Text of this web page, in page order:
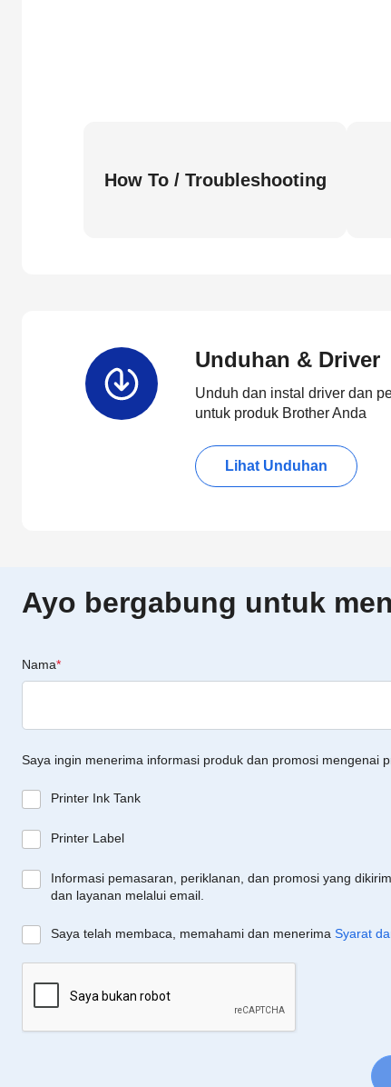
How To / Troubleshooting
Unduhan & Driver
Unduh dan instal driver dan
untuk produk Brother Anda
Lihat Unduhan
Ayo bergabung untuk
Nama*
Saya ingin menerima informasi produk dan promosi mengenai
Printer Ink Tank
Printer Label
Informasi pemasaran, periklanan, dan promosi yang
dan layanan melalui email.
Saya telah membaca, memahami dan menerima Syarat